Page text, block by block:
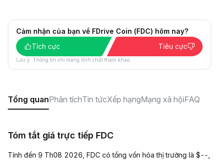
Cảm nhận của bạn về FDrive Coin (FDC) hôm nay?
Tích cực
Tiêu cực
Lưu ý: Thông tin chỉ mang tính chất tham khảo.
Tổng quanPhân tíchTin tứcXếp hạngMạng xã hộiFAQ
Tóm tắt giá trực tiếp FDC
Tính đến 9 Th08 2026, FDC có tổng vốn hóa thị trường là $--,